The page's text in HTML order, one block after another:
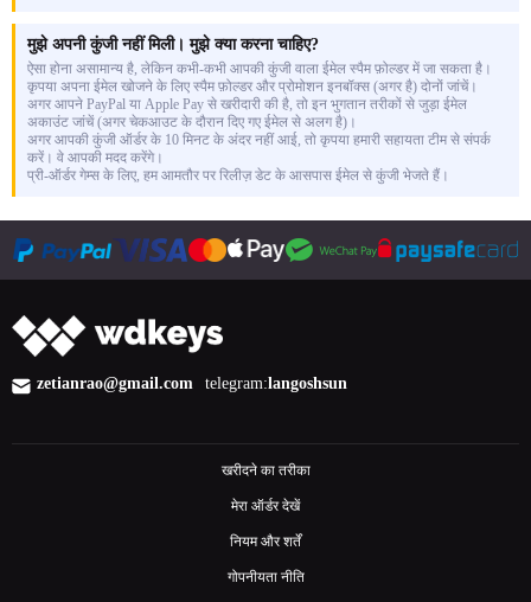
मुझे अपनी कुंजी नहीं मिली। मुझे क्या करना चाहिए?
ऐसा होना असामान्य है, लेकिन कभी-कभी आपकी कुंजी वाला ईमेल स्पैम फ़ोल्डर में जा सकता है।
कृपया अपना ईमेल खोजने के लिए स्पैम फ़ोल्डर और प्रोमोशन इनबॉक्स (अगर है) दोनों जांचें।
अगर आपने PayPal या Apple Pay से खरीदारी की है, तो इन भुगतान तरीकों से जुड़ा ईमेल
अकाउंट जांचें (अगर चेकआउट के दौरान दिए गए ईमेल से अलग है)।
अगर आपकी कुंजी ऑर्डर के 10 मिनट के अंदर नहीं आई, तो कृपया हमारी सहायता टीम से संपर्क
करें। वे आपकी मदद करेंगे।
प्री-ऑर्डर गेम्स के लिए, हम आमतौर पर रिलीज़ डेट के आसपास ईमेल से कुंजी भेजते हैं।
zetianrao@gmail.com telegram:langoshsun
खरीदने का तरीका
मेरा ऑर्डर देखें
नियम और शर्तें
गोपनीयता नीति